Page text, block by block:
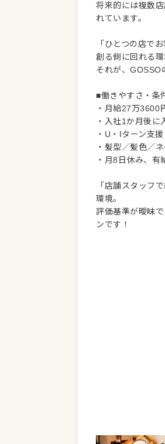
将来的には複数
れています。
「ひとつの店で
創る側に回れる環
それが、GOSSO
■働きやすさ・条
・月給27万3600
・入社1か月後
・U・Iターン支
・髪型／髪色／
・月8日休み、
「店舗スタッフ
環境。
評価基準が曖昧
ンです！